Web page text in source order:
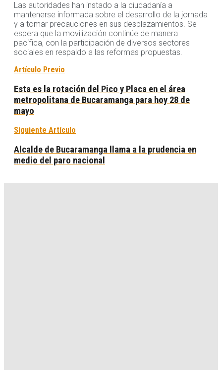
Las autoridades han instado a la ciudadanía a
mantenerse informada sobre el desarrollo de la jornada
y a tomar precauciones en sus desplazamientos. Se
espera que la movilización continúe de manera
pacífica, con la participación de diversos sectores
sociales en respaldo a las reformas propuestas.
Artículo Previo
Esta es la rotación del Pico y Placa en el área
metropolitana de Bucaramanga para hoy 28 de
mayo
Siguiente Artículo
Alcalde de Bucaramanga llama a la prudencia en
medio del paro nacional